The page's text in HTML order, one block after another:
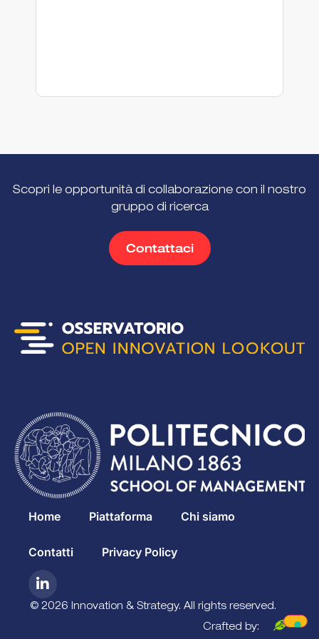
Scopri le opportunità di collaborazione con il nostro
gruppo di ricerca
Contattaci
Home Piattaforma Chi siamo
Contatti Privacy Policy
© 2026 Innovation & Strategy. All rights reserved.
Crafted by: